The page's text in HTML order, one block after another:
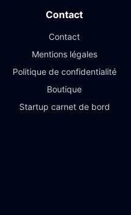
Contact
Contact
Mentions légales
Politique de confidentialité
Boutique
Startup carnet de bord